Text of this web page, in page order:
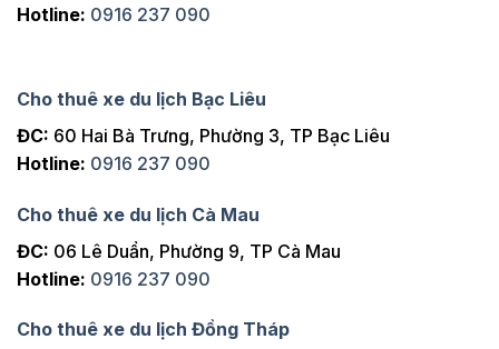
Hotline: 0916 237 090
Cho thuê xe du lịch Bạc Liêu
ĐC: 60 Hai Bà Trưng, Phường 3, TP Bạc Liêu
Hotline: 0916 237 090
Cho thuê xe du lịch Cà Mau
ĐC: 06 Lê Duẩn, Phường 9, TP Cà Mau
Hotline: 0916 237 090
Cho thuê xe du lịch Đồng Tháp